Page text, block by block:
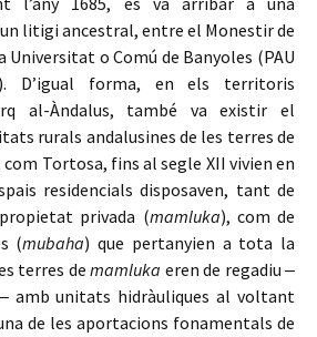
litigi ancestral, entre el Monestir de
Universitat o Comú de Banyoles (PAU
D’igual forma, en els territoris
al-Àndalus, també va existir el
rurals andalusines de les terres de
com Tortosa, fins al segle XII vivien en
residencials disposaven, tant de
privada (mamluka), com de
(mubaha) que pertanyien a tota la
terres demamluka eren de regadiu ‒
amb unitats hidràuliques al voltant
de les aportacions fonamentals de